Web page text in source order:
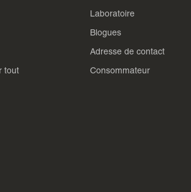
tout
Laboratoire
Blogues
Adresse de contact
Consommateur